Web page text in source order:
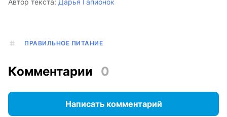
ПРАВИЛЬНОЕ ПИТАНИЕ
Комментарии 0
Написать комментарий